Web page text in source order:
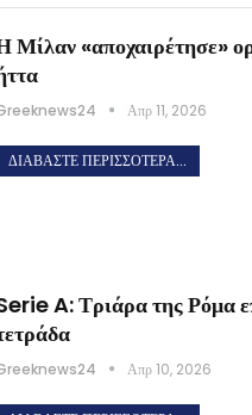
Μίλαν «αποχαιρέτησε»
Απρ 11, 2026
ΔΙΑΒΆΣΤΕ ΠΕΡΙΣΣΌΤΕΡΑ...
A: Τριάρα της Ρόμα
Απρ 10, 2026